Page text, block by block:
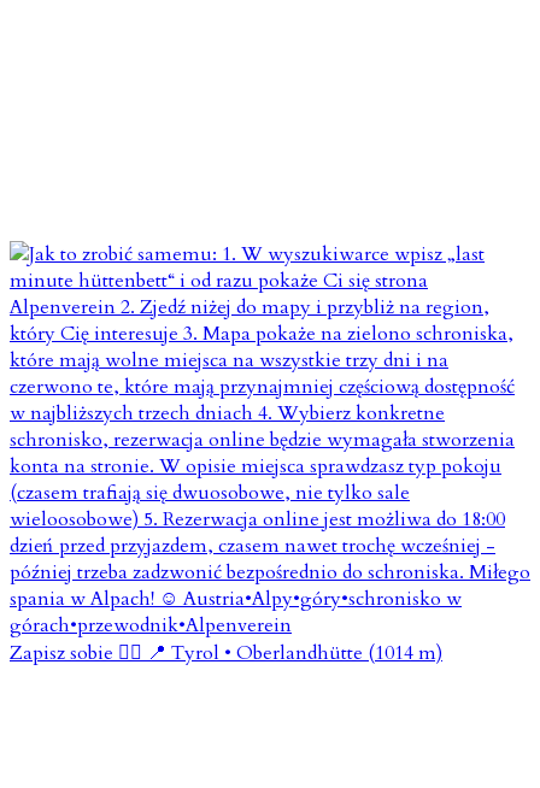
Zapisz sobie 👇🏼 📍 Tyrol • Oberlandhütte (1014 m)